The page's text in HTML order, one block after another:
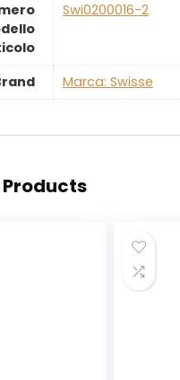
‎Swi0200016-2
Marca: Swisse